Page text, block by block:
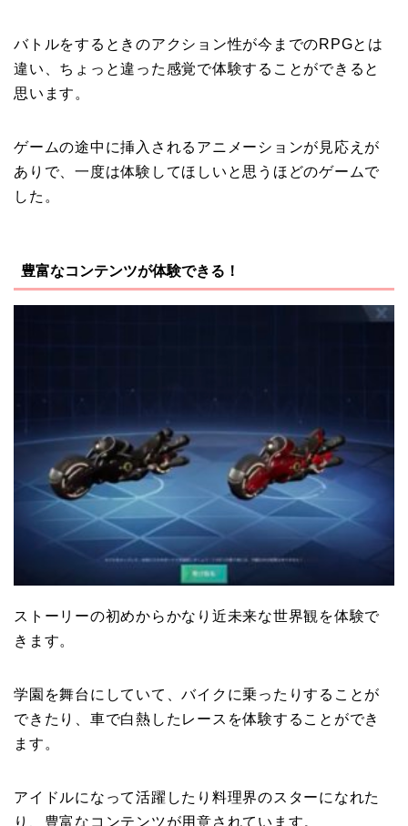
バトルをするときのアクション性が今までのRPGとは
違い、ちょっと違った感覚で体験することができると
思います。
ゲームの途中に挿入されるアニメーションが見応えが
ありで、一度は体験してほしいと思うほどのゲームで
した。
豊富なコンテンツが体験できる！
ストーリーの初めからかなり近未来な世界観を体験で
きます。
学園を舞台にしていて、バイクに乗ったりすることが
できたり、車で白熱したレースを体験することができ
ます。
アイドルになって活躍したり料理界のスターになれた
り、豊富なコンテンツが用意されています。